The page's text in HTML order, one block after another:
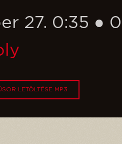
27. 0:35 ●
LETÖLTÉSE MP3